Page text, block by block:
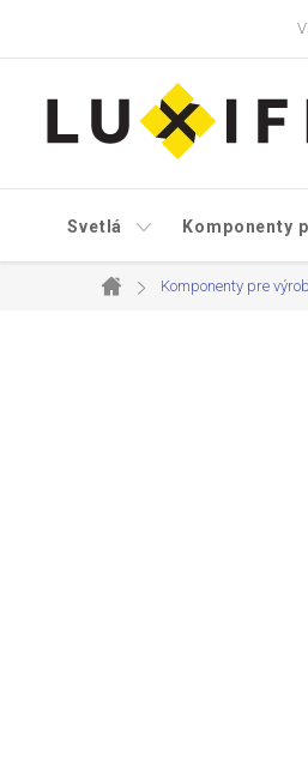
Svetlá Komponenty
Domov
Komponenty pre